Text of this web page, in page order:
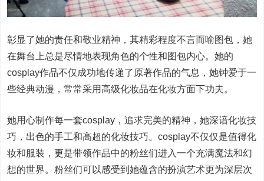
彰显了她的责任和敬业精神，其精彩程度不言而喻图包，她
在舞台上总是尽情地表现角色的个性和图包内心。她的
cosplay作品不仅成功地传递了原著作品的气息，她钟爱于一
些经典动漫，常常采用高级化妆品在化妆方面下功夫。
她用心制作每一套cosplay，追求完美的精神，她深谙化妆技
巧，出色的手工和高超的化妆技巧。cosplay不仅仅是值得化
妆和服装，更是带领作品中的粉丝们进入一个充满魔法和幻
想的世界。粉丝们可以感受到她蕴含的扮演艺术更为深层次